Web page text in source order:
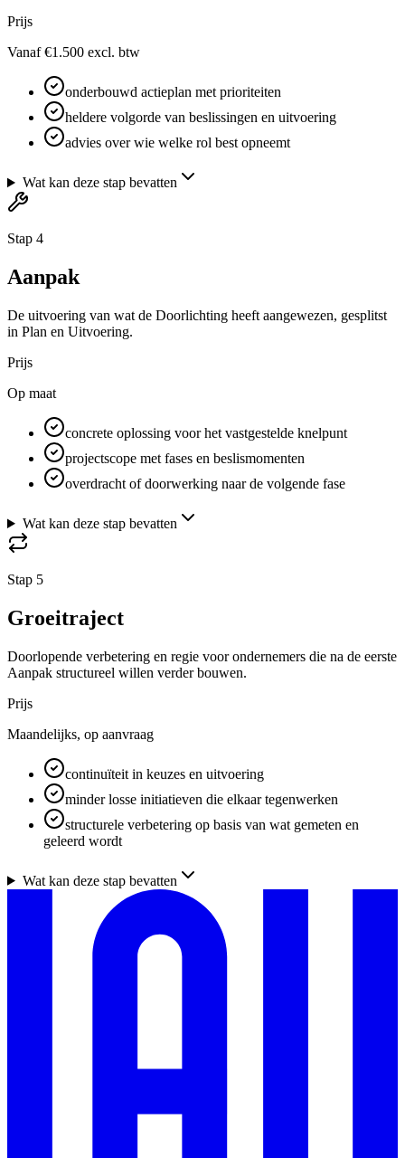
Prijs
Vanaf €1.500 excl. btw
onderbouwd actieplan met prioriteiten
heldere volgorde van beslissingen en uitvoering
advies over wie welke rol best opneemt
Wat kan deze stap bevatten
Stap 4
Aanpak
De uitvoering van wat de Doorlichting heeft aangewezen, gesplitst
in Plan en Uitvoering.
Prijs
Op maat
concrete oplossing voor het vastgestelde knelpunt
projectscope met fases en beslismomenten
overdracht of doorwerking naar de volgende fase
Wat kan deze stap bevatten
Stap 5
Groeitraject
Doorlopende verbetering en regie voor ondernemers die na de eerste
Aanpak structureel willen verder bouwen.
Prijs
Maandelijks, op aanvraag
continuïteit in keuzes en uitvoering
minder losse initiatieven die elkaar tegenwerken
structurele verbetering op basis van wat gemeten en
geleerd wordt
Wat kan deze stap bevatten